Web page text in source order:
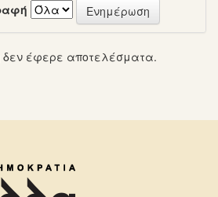
δεν έφερε αποτελέσματα.